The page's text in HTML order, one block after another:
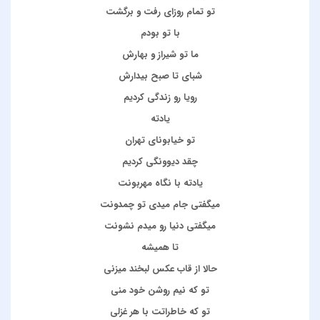
تو تمام روزای رفت و برگشت
با تو بودم
ما تو شیراز و بهارش
شبای تا صبح بیدارش
رویا رو زندگی کردیم
یادته
تو خیابونای تهران
چقد دیوونگی کردیم
یادته با نگاه مهربونت
میگفتی جام میدی تو چمدونت
میگفتی دنیا رو میدم نشونت
تا همیشه
حالا از قاب عکس لبخند میزنی
تو که نیم روشن خود منی
تو که خاطراتت با هر غزلی